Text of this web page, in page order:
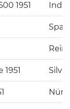
1951
Spa-